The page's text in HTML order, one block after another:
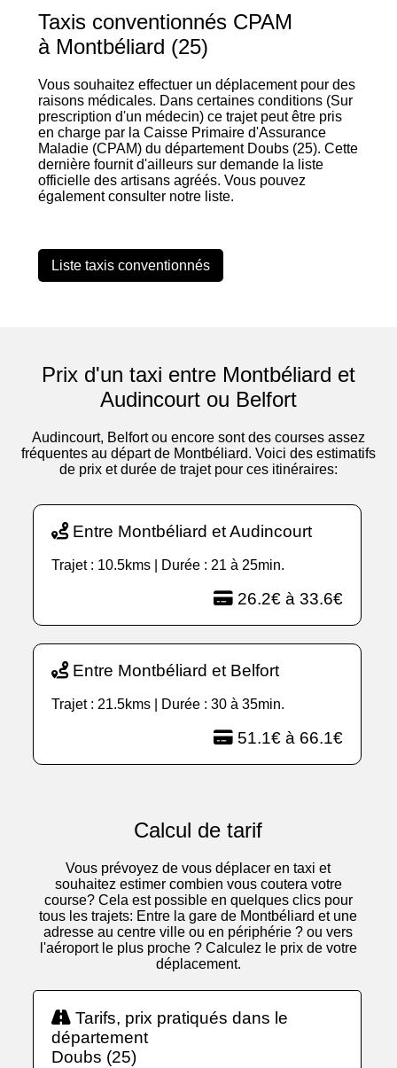
Taxis conventionnés CPAM
à Montbéliard (25)
Vous souhaitez effectuer un déplacement pour des
raisons médicales. Dans certaines conditions (Sur
prescription d'un médecin) ce trajet peut être pris
en charge par la Caisse Primaire d'Assurance
Maladie (CPAM) du département Doubs (25). Cette
dernière fournit d'ailleurs sur demande la liste
officielle des artisans agréés. Vous pouvez
également consulter notre liste.
Liste taxis conventionnés
Prix d'un taxi entre Montbéliard et
Audincourt ou Belfort
Audincourt, Belfort ou encore sont des courses assez
fréquentes au départ de Montbéliard. Voici des estimatifs
de prix et durée de trajet pour ces itinéraires:
Entre Montbéliard et Audincourt
Trajet : 10.5kms | Durée : 21 à 25min.
26.2€ à 33.6€
Entre Montbéliard et Belfort
Trajet : 21.5kms | Durée : 30 à 35min.
51.1€ à 66.1€
Calcul de tarif
Vous prévoyez de vous déplacer en taxi et
souhaitez estimer combien vous coutera votre
course? Cela est possible en quelques clics pour
tous les trajets: Entre la gare de Montbéliard et une
adresse au centre ville ou en périphérie ? ou vers
l'aéroport le plus proche ? Calculez le prix de votre
déplacement.
Tarifs, prix pratiqués dans le
département
Doubs (25)